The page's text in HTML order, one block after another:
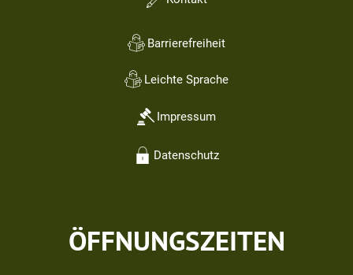
Barrierefreiheit
Leichte Sprache
Impressum
Datenschutz
ÖFFNUNGSZEITEN